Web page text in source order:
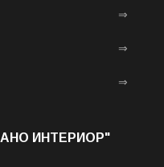
⇒
⇒
⇒
ИНТЕРИОР"